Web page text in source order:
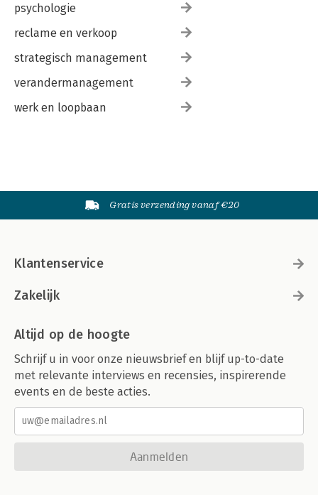
psychologie
reclame en verkoop
strategisch management
verandermanagement
werk en loopbaan
Gratis verzending vanaf €20
Klantenservice
Zakelijk
Altijd op de hoogte
Schrijf u in voor onze nieuwsbrief en blijf up-to-date
met relevante interviews en recensies, inspirerende
events en de beste acties.
Aanmelden